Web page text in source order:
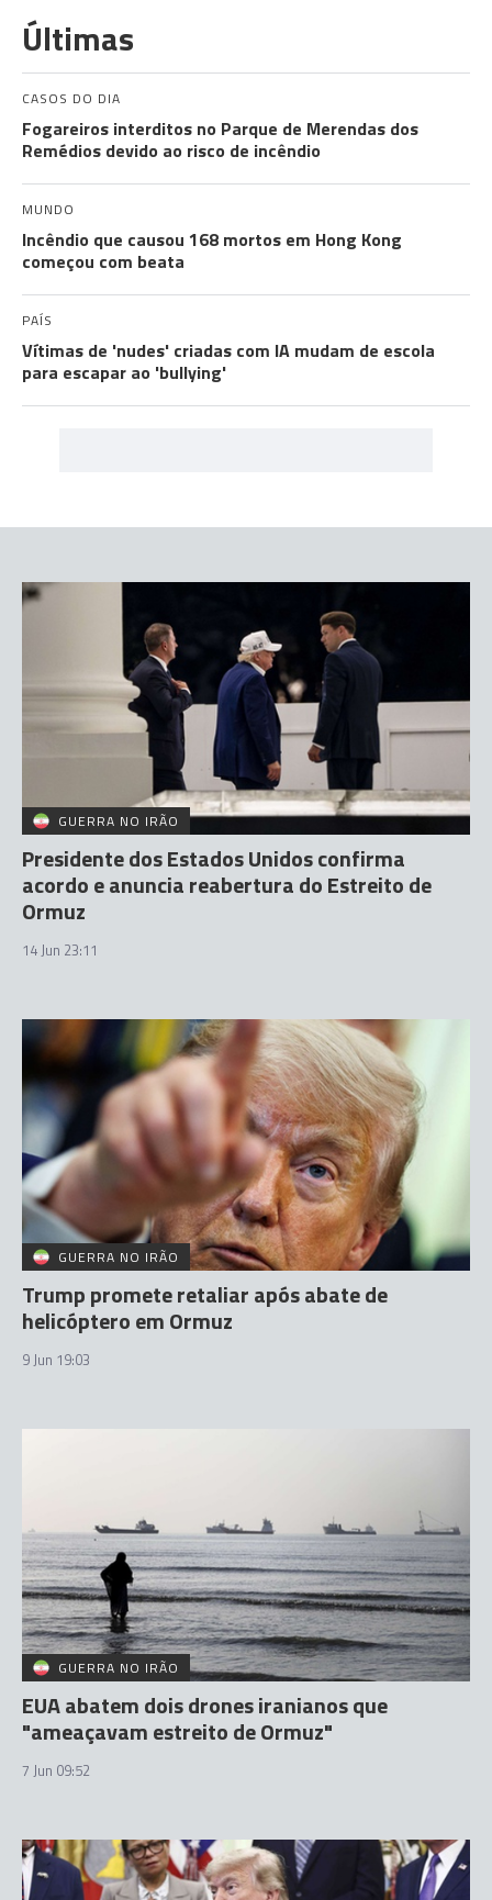
Últimas
CASOS DO DIA
Fogareiros interditos no Parque de Merendas dos
Remédios devido ao risco de incêndio
MUNDO
Incêndio que causou 168 mortos em Hong Kong
começou com beata
PAÍS
Vítimas de 'nudes' criadas com IA mudam de escola
para escapar ao 'bullying'
GUERRA NO IRÃO
Presidente dos Estados Unidos confirma
acordo e anuncia reabertura do Estreito de
Ormuz
14 Jun 23:11
GUERRA NO IRÃO
Trump promete retaliar após abate de
helicóptero em Ormuz
9 Jun 19:03
GUERRA NO IRÃO
EUA abatem dois drones iranianos que
"ameaçavam estreito de Ormuz"
7 Jun 09:52